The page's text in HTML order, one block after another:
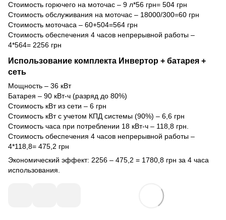
Стоимость горючего на моточас – 9 л*56 грн= 504 грн
Стоимость обслуживания на моточас – 18000/300=60 грн
Стоимость моточаса – 60+504=564 грн
Стоимость обеспечения 4 часов непрерывной работы –
4*564= 2256 грн
Использование комплекта Инвертор + батарея +
сеть
Мощность – 36 кВт
Батарея – 90 кВт-ч (разряд до 80%)
Стоимость кВт из сети – 6 грн
Стоимость кВт с учетом КПД системы (90%) – 6,6 грн
Стоимость часа при потреблении 18 кВт-ч – 118,8 грн.
Стоимость обеспечения 4 часов непрерывной работы –
4*118,8= 475,2 грн
Экономический эффект: 2256 – 475,2 = 1780,8 грн за 4 часа
использования.